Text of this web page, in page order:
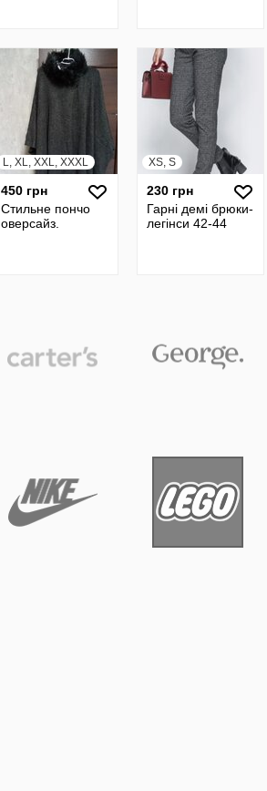
L, XL, XXL, XXXL
450 грн
Стильне пончо
оверсайз.
XS, S
230 грн
Гарні демі брюки-
легінси 42-44